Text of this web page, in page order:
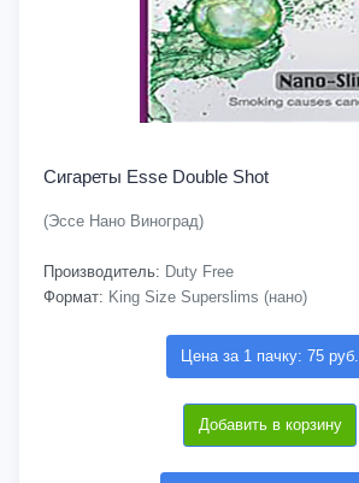
Сигареты Esse Double Shot
(Эссе Нано Виноград)
Производитель: Duty Free
Формат: King Size Superslims (нано)
Цена за 1 пачку: 75 руб.
Добавить в корзину